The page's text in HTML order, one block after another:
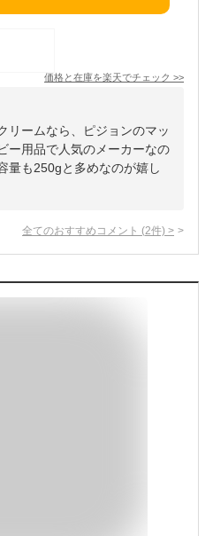
価格と在庫を楽天でチェック >>
リームなら、ピジョンのマッ
ー用品で人気のメーカーなの
量も250gと多めなのが嬉し
全てのおすすめコメント (2件) >